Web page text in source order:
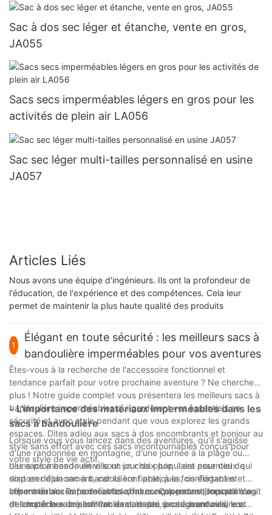
Sac à dos sec léger et étanche, vente en gros,
JA055
Sacs secs imperméables légers en gros pour les
activités de plein air LA056
Sac sec léger multi-tailles personnalisé en usine
JA057
Articles Liés
Nous avons une équipe d'ingénieurs. Ils ont la profondeur de
l'éducation, de l'expérience et des compétences. Cela leur
permet de maintenir la plus haute qualité des produits
1
Élégant en toute sécurité : les meilleurs sacs à
bandoulière imperméables pour vos aventures
Êtes-vous à la recherche de l'accessoire fonctionnel et
tendance parfait pour votre prochaine aventure ? Ne cherchez
plus ! Notre guide complet vous présentera les meilleurs sacs à
bandoulière imperméables qui garderont vos essentiels en
sécurité et avec style pendant que vous explorez les grands
espaces. Dites adieu aux sacs à dos encombrants et bonjour au
style sans effort avec ces sacs incontournables conçus pour
votre style de vie actif.
- L'importance des matériaux imperméables dans les
sacs à bandoulière
Lorsque vous vous lancez dans des aventures, qu'il s'agisse
d'une randonnée en montagne, d'une journée à la plage ou
d'une promenade en ville un jour de pluie, il est essentiel de
disposer d'un sac à bandoulière fiable, à la fois élégant et
imperméable. Dans cet article, nous explorerons l'importance
des matériaux imperméables dans les sacs à bandoulière et
Les sacs à bandoulière sont un choix populaire pour ceux qui
sont en déplacement, car ils sont pratiques, confortables et
offrent un accès facile à vos affaires. Cependant, lorsqu'il s'agit
de choisir le sac à bandoulière adapté à vos aventures, les
Les matériaux imperméables sont conçus pour repousser l'eau
et l'empêcher de s'infiltrer dans le sac, protégeant ainsi vos